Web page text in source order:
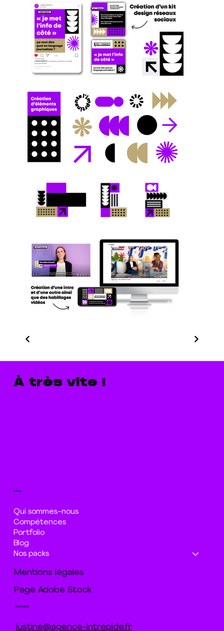
À très vite !
menu
Qui sommes-nous
Compétences
Portfolio
Blog
Nos packs
Mentions légales
Page Adobe Stock
contact
justine@agence-intrepide.fr